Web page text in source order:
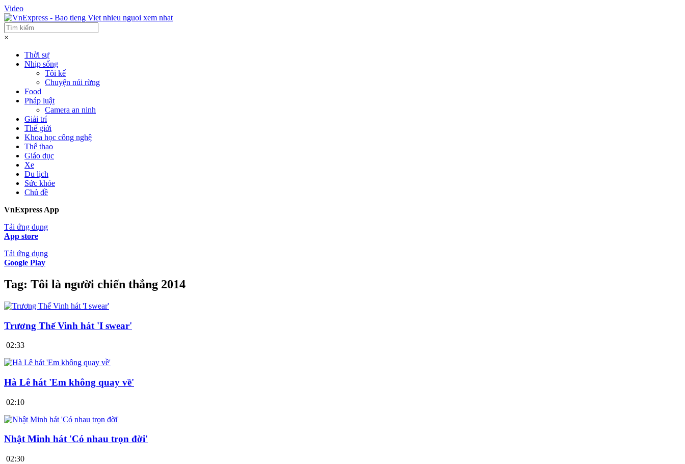
Video
×
Thời sự
Nhịp sống
Tôi kể
Chuyện núi rừng
Food
Pháp luật
Camera an ninh
Giải trí
Thế giới
Khoa học công nghệ
Thể thao
Giáo dục
Xe
Du lịch
Sức khỏe
Chủ đề
VnExpress App
Tải ứng dụng
App store
Tải ứng dụng
Google Play
Tag: Tôi là người chiến thắng 2014
Trương Thế Vinh hát 'I swear'
02:33
Hà Lê hát 'Em không quay về'
02:10
Nhật Minh hát 'Có nhau trọn đời'
02:30